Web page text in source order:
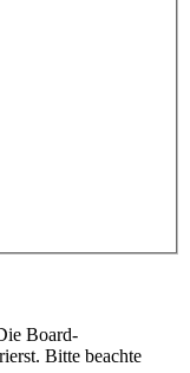
Board-
Bitte beachte